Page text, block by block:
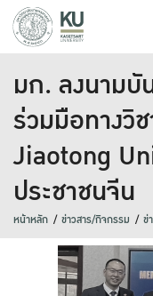
มก. ลงนามบั
ร่วมมือทางวิ
Jiaotong
ประชาชนจีน
หน้าหลัก ข่าวสาร/กิจกรรม ข่